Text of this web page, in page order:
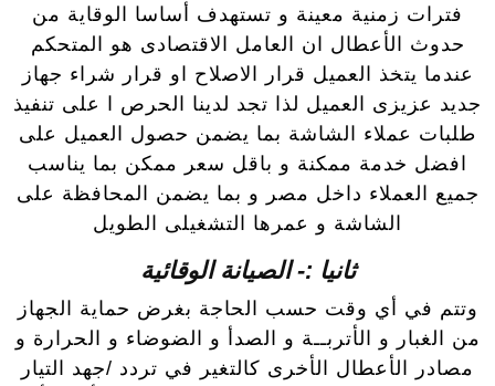
فترات زمنية معينة و تستهدف أساسا الوقاية من
حدوث الأعطال ان العامل الاقتصادى هو المتحكم
عندما يتخذ العميل قرار الاصلاح او قرار شراء جهاز
جديد عزيزى العميل لذا تجد لدينا الحرص ا على تنفيذ
طلبات عملاء الشاشة بما يضمن حصول العميل على
افضل خدمة ممكنة و باقل سعر ممكن بما يناسب
جميع العملاء داخل مصر و بما يضمن المحافظة على
الشاشة و عمرها التشغيلى الطويل
ثانيا :- الصيانة الوقائية
وتتم في أي وقت حسب الحاجة بغرض حماية الجهاز
من الغبار و الأتربــة و الصدأ و الضوضاء و الحرارة و
مصادر الأعطال الأخرى كالتغير في تردد /جهد التيار